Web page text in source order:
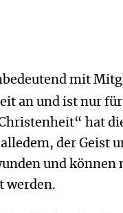
mit
an und ist nur für
hat
der Geist
und können
werden.